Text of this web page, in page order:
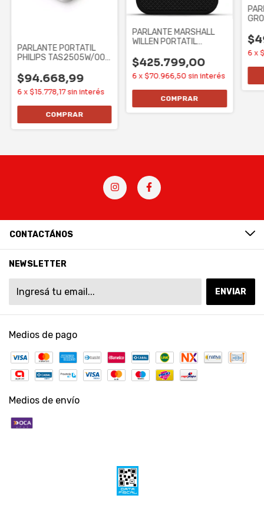
PARLANTE PORTATIL
PHILIPS TAS2505W/00 -
$94.668,99
6 x $15.778,17 sin interés
PARLANTE MARSHALL
WILLEN PORTATIL
NEGRO Y
$425.799,00
6 x $70.966,50 sin interés
6 x
CONTACTÁNOS
NEWSLETTER
Medios de pago
Medios de envío